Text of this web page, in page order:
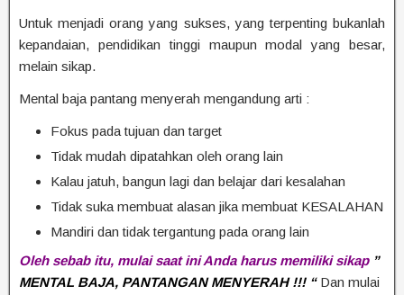
Untuk menjadi orang yang sukses, yang terpenting bukanlah
kepandaian, pendidikan tinggi maupun modal yang besar,
melain sikap.
Mental baja pantang menyerah mengandung arti :
Fokus pada tujuan dan target
Tidak mudah dipatahkan oleh orang lain
Kalau jatuh, bangun lagi dan belajar dari kesalahan
Tidak suka membuat alasan jika membuat KESALAHAN
Mandiri dan tidak tergantung pada orang lain
Oleh sebab itu, mulai saat ini Anda harus memiliki sikap ”
MENTAL BAJA, PANTANGAN MENYERAH !!! “Dan mulai